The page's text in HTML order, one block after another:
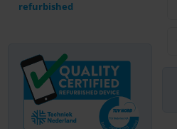
refurbished